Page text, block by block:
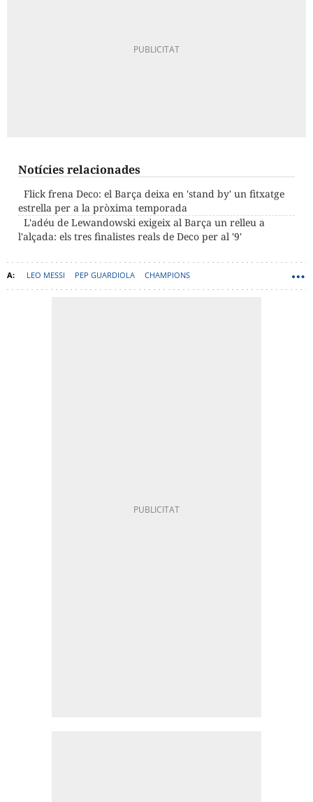
Notícies relacionades
Flick frena Deco: el Barça deixa en 'stand by' un fitxatge
estrella per a la pròxima temporada
L'adéu de Lewandowski exigeix al Barça un relleu a
l'alçada: els tres finalistes reals de Deco per al '9'
LEO MESSI PEP GUARDIOLA CHAMPIONS